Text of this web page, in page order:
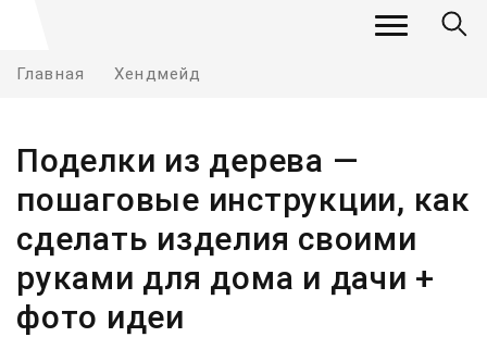
Главная Хендмейд
Поделки из дерева —
пошаговые инструкции, как
сделать изделия своими
руками для дома и дачи +
фото идеи